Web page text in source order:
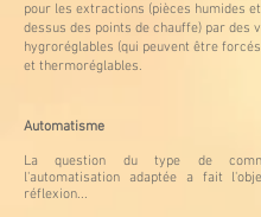
pour les extractions (pièces humides
dessus des points de chauffe) par des
hygroréglables (qui peuvent être
et thermoréglables.
Automatisme
La question du type de
l'automatisation adaptée a fait
réflexion...